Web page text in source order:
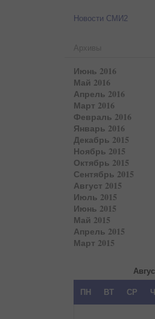
Новости СМИ2
Архивы
Июнь 2016
Май 2016
Апрель 2016
Март 2016
Февраль 2016
Январь 2016
Декабрь 2015
Ноябрь 2015
Октябрь 2015
Сентябрь 2015
Август 2015
Июль 2015
Июнь 2015
Май 2015
Апрель 2015
Март 2015
ПН ВТ СР